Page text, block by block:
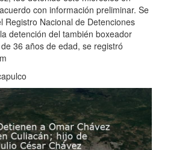
con información preliminar. Se
Registro Nacional de Detenciones
detención del también boxeador
36 años de edad, se registró